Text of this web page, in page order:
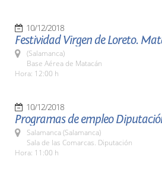
10/12/2018
Festividad Virgen de Loreto.
(Salamanca)
Base Aérea de Matacán
Hora: 12:00 h
10/12/2018
Programas de empleo
Salamanca (Salamanca)
Sala de las Comarcas. Diputación
Hora: 11:00 h